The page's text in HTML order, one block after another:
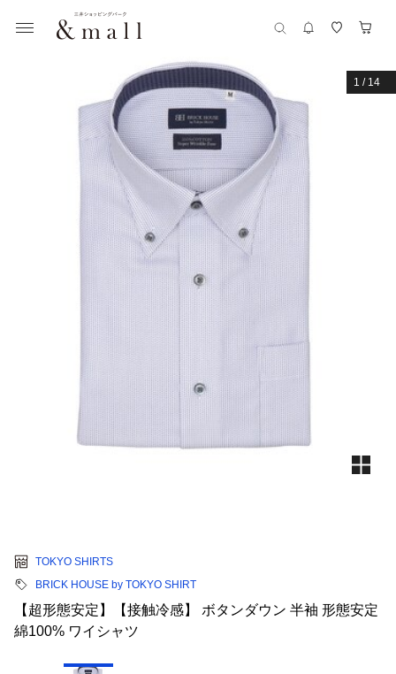
1 / 14
TOKYO SHIRTS
BRICK HOUSE by TOKYO SHIRT
【超形態安定】【接触冷感】 ボタンダウン 半袖 形態安定
綿100% ワイシャツ